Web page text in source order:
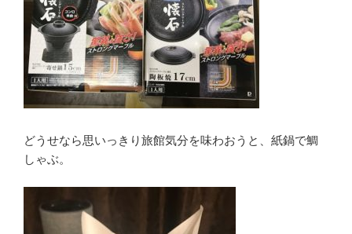
どうせなら思いっきり旅館気分を味わおうと、紙鍋で鯛
しゃぶ。